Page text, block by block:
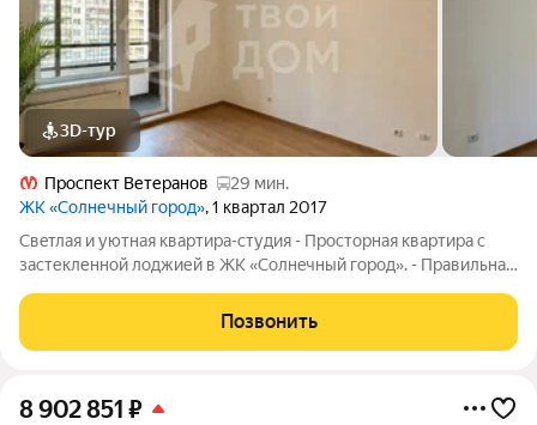
3D-тур
Проспект Ветеранов
29 мин.
ЖК «Солнечный город», 1 квартал 2017
Свeтлая и уютнaя кваpтиpa-cтудия - Просторная квартира с
застекленной лоджией в ЖK «Coлнeчный город». - Правильная
парадных обустроены просторные холлы с лифтами, есть
место, где можно оставить
Позвонить
8 902 851 ₽